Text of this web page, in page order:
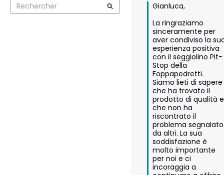
Gianluca,
La ringraziamo
sinceramente per
aver condiviso la
esperienza positiva
con il seggiolino Pit-
Stop della
Foppapedretti.
Siamo lieti di sapere
che ha trovato il
prodotto di qualità e
che non ha
riscontrato il
problema segnalato
da altri. La sua
soddisfazione è
molto importante
per noi e ci
incoraggia a